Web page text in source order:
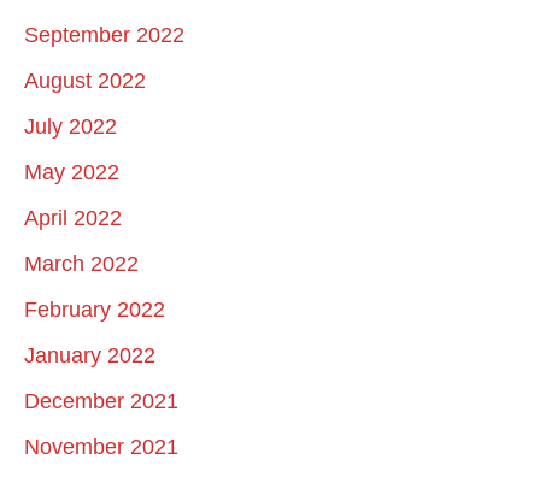
September 2022
August 2022
July 2022
May 2022
April 2022
March 2022
February 2022
January 2022
December 2021
November 2021